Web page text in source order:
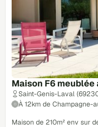
Maison F6 meublée
Saint-Genis-Laval
À 12km de Champagne-
Maison de 210m² env sur